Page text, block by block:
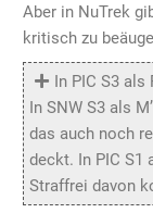
Aber in NuTrek
kritisch zu
In PIC S3
In SNW S3 als
das auch noch
deckt. In PIC S1
Straffrei davon